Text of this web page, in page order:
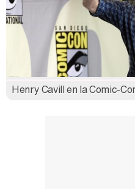
Henry Cavill en la Comic-